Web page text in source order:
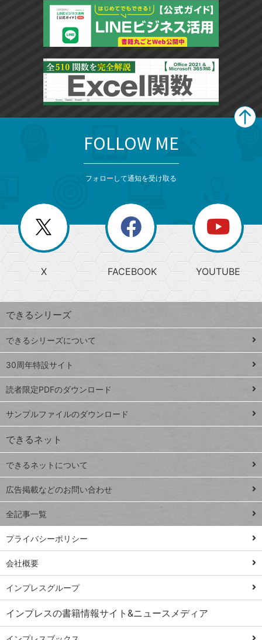
じ
る
search
検
索
上
昇
ワ
ー
ド
Google
スプレ
ッドシ
ート
iPhone
VLOOKUP
close
閉じ
る
閉
じ
る
ー
か
ら
探
す
ト
ッ
プ
ペ
ジ
連載
Excel Q&A
トイアンナ流仕
事術
PowerAutomate
ではじめる業務
の完全自動化
AI議事録作成術
Windows 11
Q&A
Teams踏み込み
活用術
FOLLOW ME
フォローして通知を受け取る
X FACEBOOK YOUTUBE
できるシリーズ
できるシリーズについて
30周年特設サイト
読者限定PDFのダウンロード
サンプルファイルのダウンロード
できるネット
できるネットについて
広告掲載などのお問い合わせ
全記事一覧
プライバシーポリシー
会社概要
インプレスグループ
インプレスの書籍情報サイト&ニュースメディア